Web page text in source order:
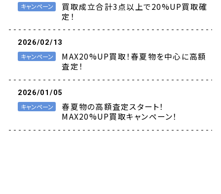
キャンペーン
買取成立合計3点以上で20%UP買取確
定！
2026/02/13
キャンペーン
MAX20%UP買取！春夏物を中心に高額
査定！
2026/01/05
キャンペーン
春夏物の高額査定スタート！
MAX20%UP買取キャンペーン！